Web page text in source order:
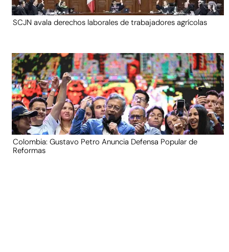
SCJN avala derechos laborales de trabajadores agrícolas
Colombia: Gustavo Petro Anuncia Defensa Popular de
Reformas